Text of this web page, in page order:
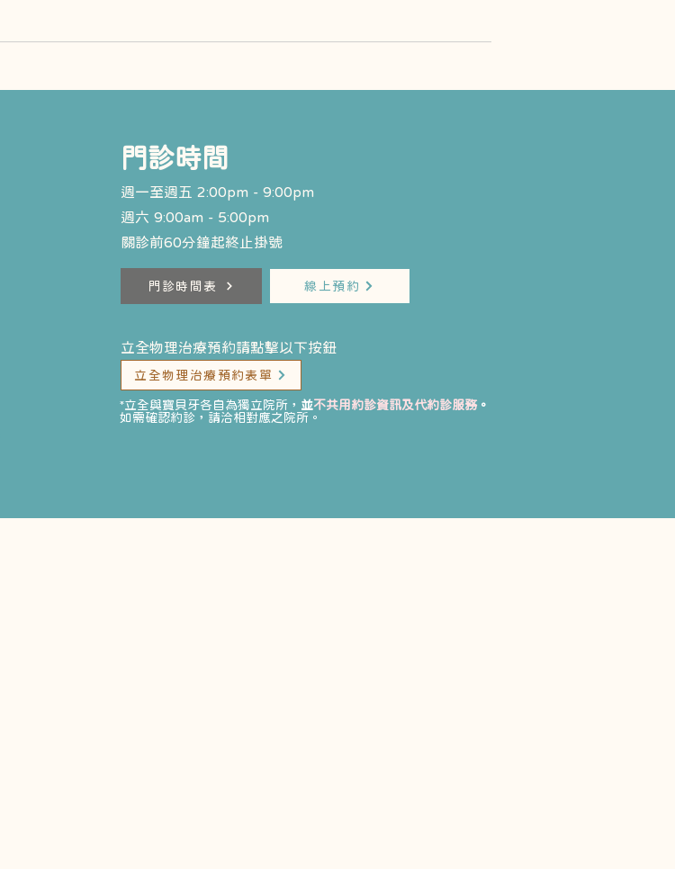
​門診時間
週一至週五 2:00pm - 9:00pm
週六 9:00am - 5:00pm
關診前60分鐘起終止掛號​
門診時間表 線上預約
立全物理治療預約請點擊以下按鈕
立全物理治療預約表單
*立全與寶貝牙各自為獨立院所， 並不共用約診資訊及代約診服務。
如需確認約診，請洽相對應之院所。